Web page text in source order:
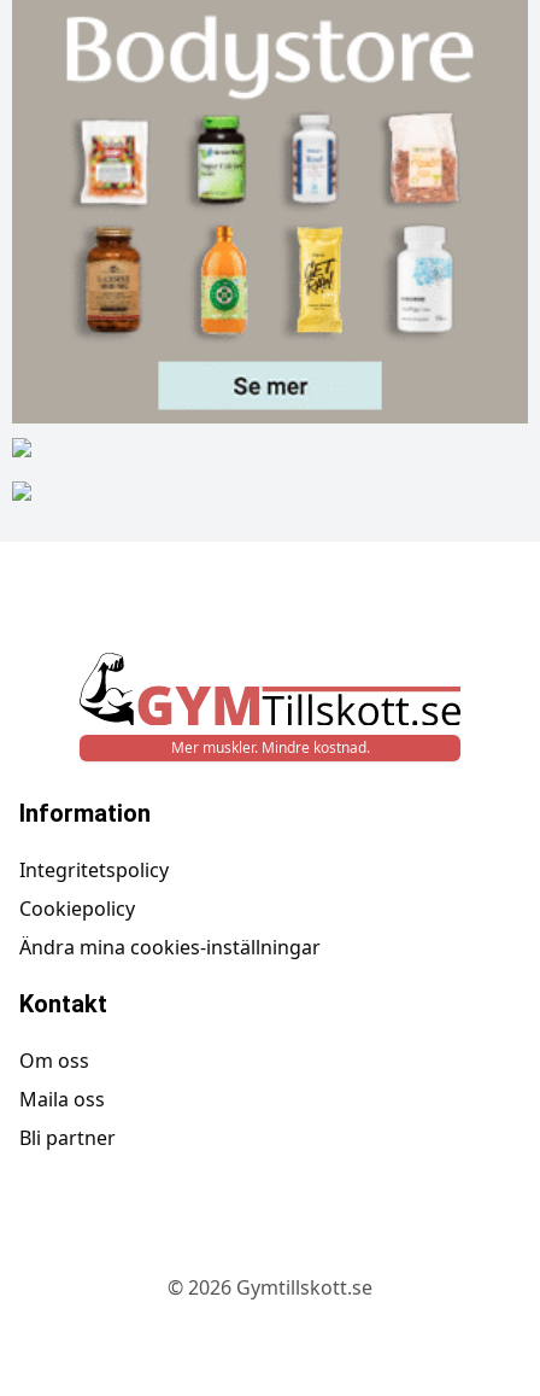
Mer muskler. Mindre kostnad.
Information
Integritetspolicy
Cookiepolicy
Ändra mina cookies-inställningar
Kontakt
Om oss
Maila oss
Bli partner
©2026 Gymtillskott.se